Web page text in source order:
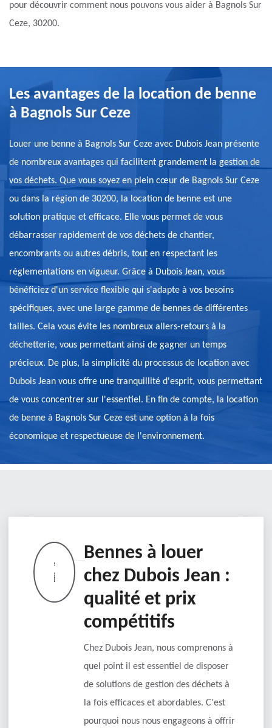
pour découvrir comment nous pouvons vous aider à Bagnols Sur
Ceze, 30200.
Les avantages de la location de benne
à Bagnols Sur Ceze
Louer une benne à Bagnols Sur Ceze avec Dubois Jean présente
de nombreux avantages qui facilitent grandement la gestion de
vos déchets. Que vous soyez en plein cœur de Bagnols Sur Ceze
ou dans la région de 30200, la location de benne est une
solution pratique et efficace. Elle vous permet de vous
débarrasser rapidement de vos déchets de chantier,
encombrants ou autres débris, tout en respectant les
réglementations en vigueur. Grâce à Dubois Jean, vous
bénéficiez d'un service flexible qui s'adapte à vos besoins
spécifiques, avec une large gamme de bennes de différentes
tailles. Cela vous évite les nombreux allers-retours à la
déchetterie, vous permettant ainsi de gagner un temps
précieux. De plus, la simplicité du processus de location avec
Dubois Jean vous offre une tranquillité d'esprit, vous permettant
de vous concentrer sur l'essentiel. En fin de compte, la location
de benne à Bagnols Sur Ceze est une option à la fois
économique et respectueuse de l'environnement.
Bennes à louer
chez Dubois Jean :
qualité et prix
compétitifs
Chez Dubois Jean, nous comprenons à
quel point il est essentiel de disposer
de solutions de gestion des déchets à
la fois efficaces et abordables. C'est
pourquoi nous nous engageons à offrir